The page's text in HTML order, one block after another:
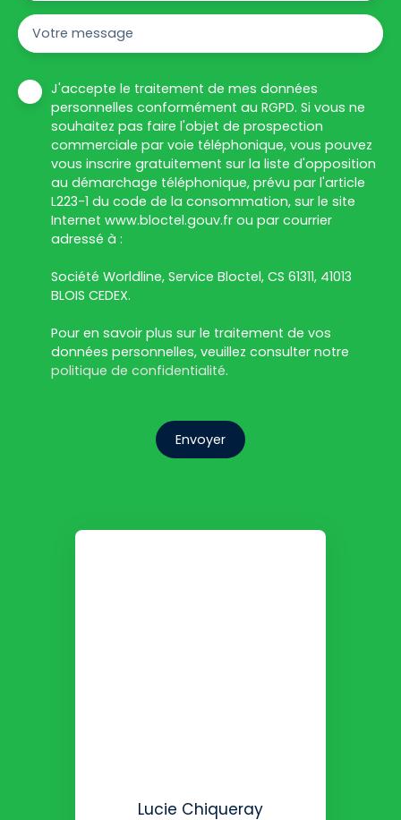
Votre message
J'accepte le traitement de mes données
personnelles conformément au RGPD. Si vous ne
souhaitez pas faire l'objet de prospection
commerciale par voie téléphonique, vous pouvez
vous inscrire gratuitement sur la liste d'opposition
au démarchage téléphonique, prévu par l'article
L223-1 du code de la consommation, sur le site
Internet www.bloctel.gouv.fr ou par courrier
adressé à :
Société Worldline, Service Bloctel, CS 61311, 41013
BLOIS CEDEX.
Pour en savoir plus sur le traitement de vos
données personnelles, veuillez consulter notre
politique de confidentialité.
Envoyer
Lucie Chiqueray